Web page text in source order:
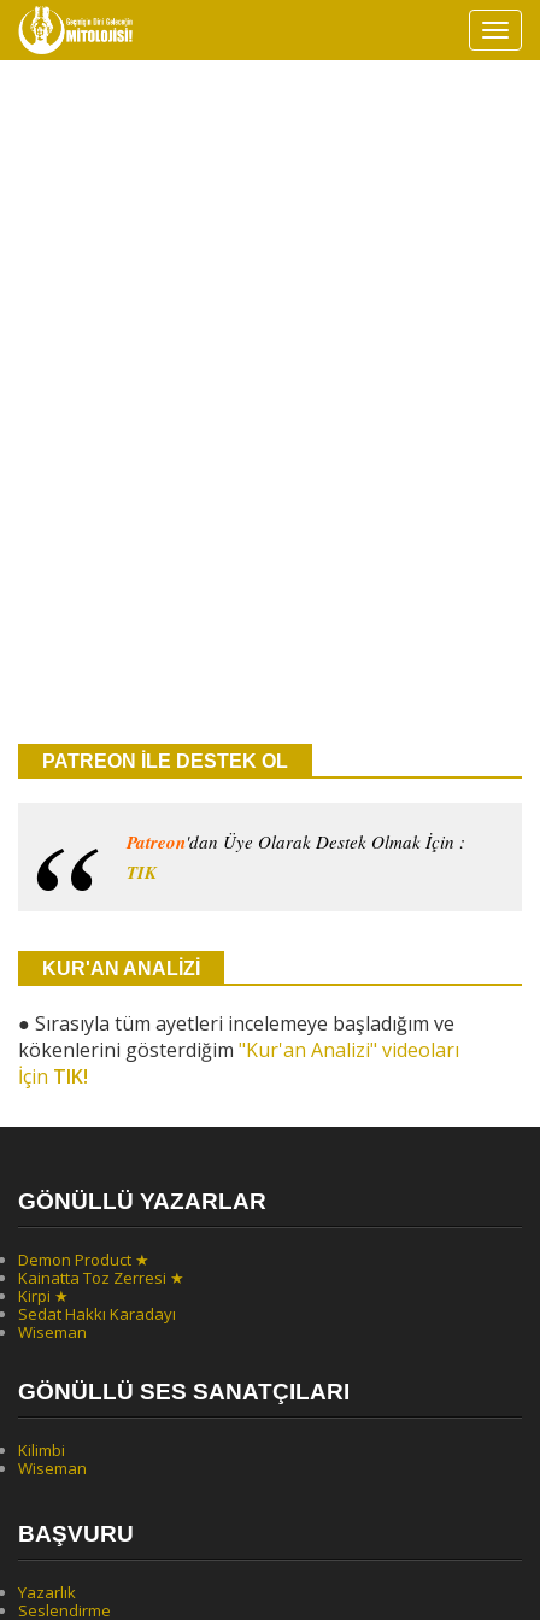
PATREON İLE DESTEK OL
Patreon'dan Üye Olarak Destek Olmak İçin :
TIK
KUR'AN ANALİZİ
● Sırasıyla tüm ayetleri incelemeye başladığım ve
kökenlerini gösterdiğim "Kur'an Analizi" videoları
İçin TIK!
GÖNÜLLÜ YAZARLAR
Demon Product ★
Kainatta Toz Zerresi ★
Kirpi ★
Sedat Hakkı Karadayı
Wiseman
GÖNÜLLÜ SES SANATÇILARI
Kilimbi
Wiseman
BAŞVURU
Yazarlık
Seslendirme